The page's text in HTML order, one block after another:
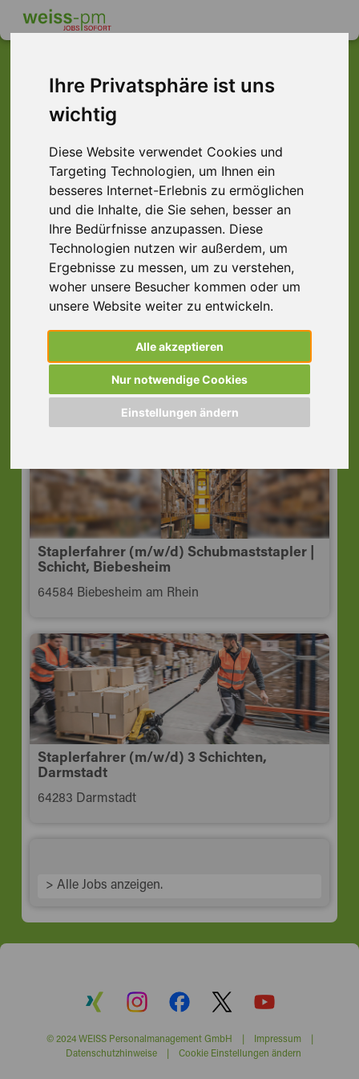
Ihre Privatsphäre ist uns
wichtig
Diese Website verwendet Cookies und
Targeting Technologien, um Ihnen ein
besseres Internet-Erlebnis zu ermöglichen
und die Inhalte, die Sie sehen, besser an
Ihre Bedürfnisse anzupassen. Diese
Technologien nutzen wir außerdem, um
Ergebnisse zu messen, um zu verstehen,
woher unsere Besucher kommen oder um
unsere Website weiter zu entwickeln.
Alle akzeptieren
Nur notwendige Cookies
Einstellungen ändern
Dieser Job ist leider
nicht mehr verfügbar ...
... aber vielleicht ist hier etwas dabei:
Staplerfahrer (m/w/d) Schubmast 2
Schichten, Groß-Gerau
64521 Groß-Gerau
Staplerfahrer (m/w/d) Schubmaststapler |
Schicht, Biebesheim
64584 Biebesheim am Rhein
Staplerfahrer (m/w/d) 3 Schichten,
Darmstadt
64283 Darmstadt
> Alle Jobs anzeigen.
© 2024 WEISS Personalmanagement GmbH | Impressum|
Datenschutzhinweise| Cookie Einstellungen ändern